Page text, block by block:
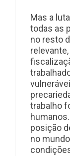
Mas a
todas as
no resto
trabalho
posição
no